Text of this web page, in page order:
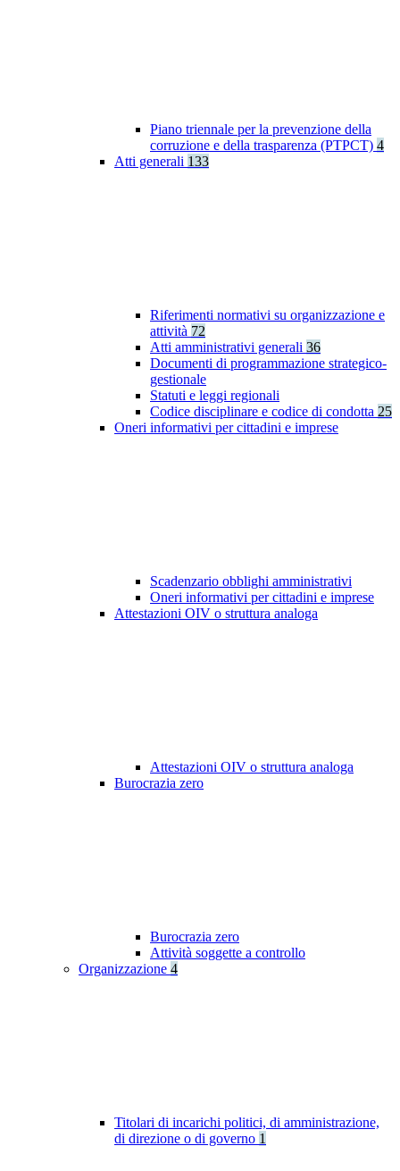
Piano triennale per la prevenzione della
corruzione e della trasparenza (PTPCT) 4
Atti generali 133
Riferimenti normativi su organizzazione e
attività 72
Atti amministrativi generali 36
Documenti di programmazione strategico-
gestionale
Statuti e leggi regionali
Codice disciplinare e codice di condotta 25
Oneri informativi per cittadini e imprese
Scadenzario obblighi amministrativi
Oneri informativi per cittadini e imprese
Attestazioni OIV o struttura analoga
Attestazioni OIV o struttura analoga
Burocrazia zero
Burocrazia zero
Attività soggette a controllo
Organizzazione 4
Titolari di incarichi politici, di amministrazione,
di direzione o di governo 1